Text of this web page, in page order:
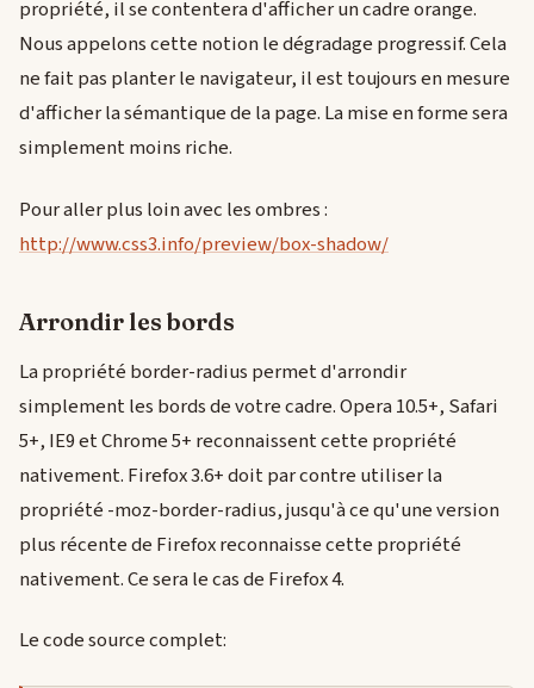
propriété, il se contentera d'afficher un cadre orange.
Nous appelons cette notion le dégradage progressif. Cela
ne fait pas planter le navigateur, il est toujours en mesure
d'afficher la sémantique de la page. La mise en forme sera
simplement moins riche.
Pour aller plus loin avec les ombres :
http://www.css3.info/preview/box-shadow/
Arrondir les bords
La propriété border-radius permet d'arrondir
simplement les bords de votre cadre. Opera 10.5+, Safari
5+, IE9 et Chrome 5+ reconnaissent cette propriété
nativement. Firefox 3.6+ doit par contre utiliser la
propriété -moz-border-radius, jusqu'à ce qu'une version
plus récente de Firefox reconnaisse cette propriété
nativement. Ce sera le cas de Firefox 4.
Le code source complet: